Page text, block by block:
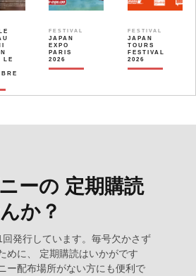
LE
FESTIVAL
JAPAN
EXPO
PARIS
2026
FESTIVAL
JAPAN
TOURS
FESTIVAL
2026
ーの 定期購読
か？
発行しています。毎号欠かさず
めに、 定期購読はいかがです
ー配布場所がない方にも便利で